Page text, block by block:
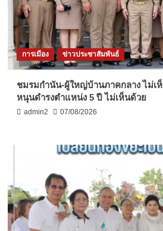
การเมือง ข่าวประชาสัมพันธ์
ชมรมกำนัน-ผู้ใหญ่บ้านภาคกลาง ไม่เ
หนุนดำรงตำแหน่ง 5 ปี ไม่เห็นด้วย
admin2 07/08/2026